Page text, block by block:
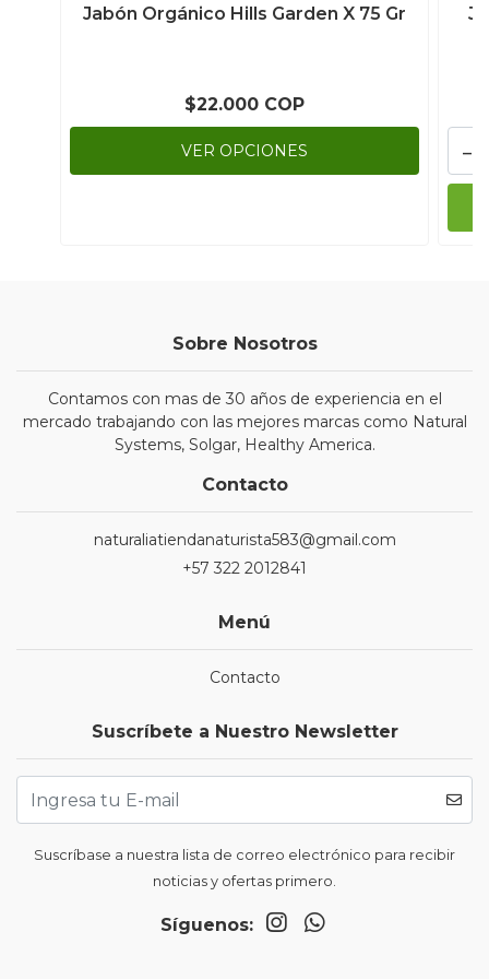
Jabón Orgánico Hills Garden X 75 Gr
$22.000 COP
VER OPCIONES -
Sobre Nosotros
Contamos con mas de 30 años de experiencia en el
mercado trabajando con las mejores marcas como Natural
Systems, Solgar, Healthy America.
Contacto
naturaliatiendanaturista583@gmail.com
+57 322 2012841
Menú
Contacto
Suscríbete a Nuestro Newsletter
Suscríbase a nuestra lista de correo electrónico para recibir
noticias y ofertas primero.
Síguenos: